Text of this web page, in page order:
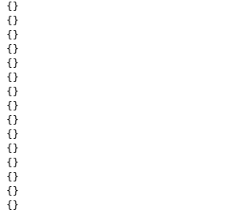
{}
{}
{}
{}
{}
{}
{}
{}
{}
{}
{}
{}
{}
{}
{}